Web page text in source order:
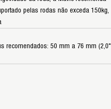
pelas rodas não exceda 150kg,
recomendados: 50 mm a 76 mm (2,0"